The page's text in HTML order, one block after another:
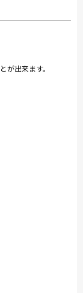
が出来ます。